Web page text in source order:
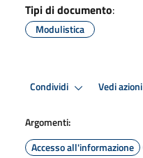
Tipi di documento:
Modulistica
Condividi Vedi azioni
Argomenti:
Accesso all'informazione